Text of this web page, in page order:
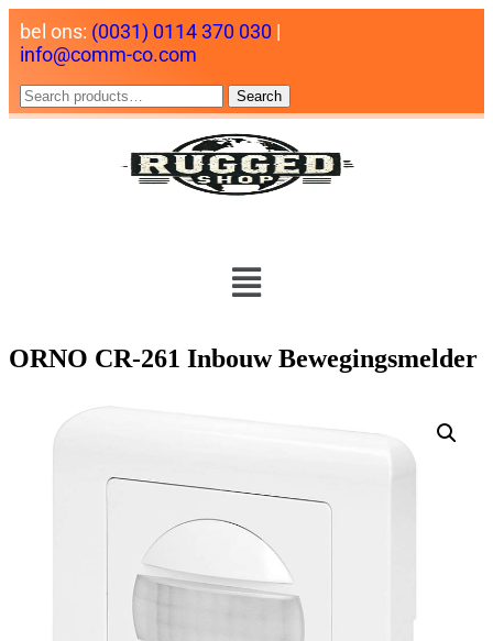
bel ons: (0031) 0114 370 030 |
info@comm-co.com
Search
ORNO CR-261 Inbouw Bewegingsmelder